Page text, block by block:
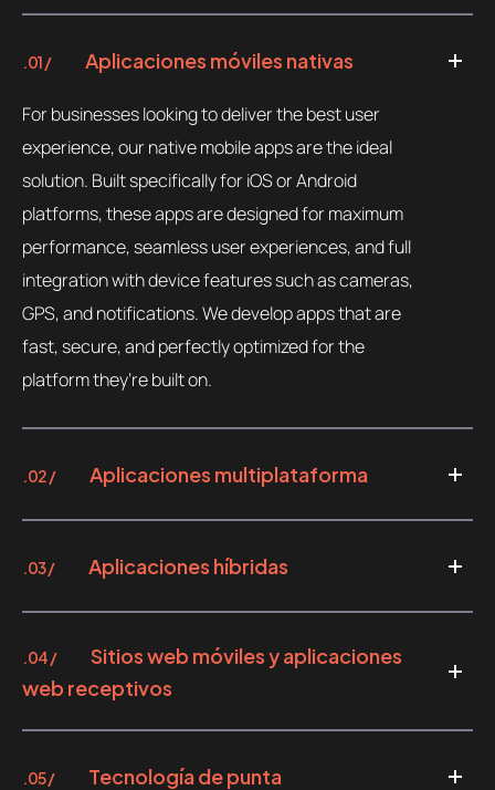
.01 / Aplicaciones móviles nativas
For businesses looking to deliver the best user
experience, our native mobile apps are the ideal
solution. Built specifically for iOS or Android
platforms, these apps are designed for maximum
performance, seamless user experiences, and full
integration with device features such as cameras,
GPS, and notifications. We develop apps that are
fast, secure, and perfectly optimized for the
platform they’re built on.
.02 / Aplicaciones multiplataforma
.03 / Aplicaciones híbridas
.04 /
Sitios web móviles y aplicaciones
web receptivos
.05 / Tecnología de punta